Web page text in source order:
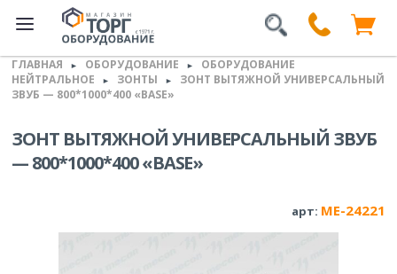
ГЛАВНАЯ ► ОБОРУДОВАНИЕ ►
ОБОРУДОВАНИЕ
НЕЙТРАЛЬНОЕ
► ЗОНТЫ ►
ЗОНТ ВЫТЯЖНОЙ УНИВЕРСАЛЬНЫЙ
ЗВУБ — 800*1000*400 «BASE»
ЗОНТ ВЫТЯЖНОЙ УНИВЕРСАЛЬНЫЙ ЗВУБ
— 800*1000*400 «BASE»
арт: ME-24221